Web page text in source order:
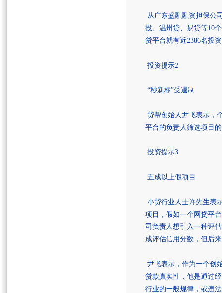
从广东盛融融资担保公
投、温州贷、易贷等10
贷平台就有近2386名投
投资提示2
“秒新标”受遏制
贷帮创始人尹飞表示，
平台的负责人筛选项目
投资提示3
五成以上假项目
小贷行业人士许先生表
项目，假如一个网贷平
司负责人想引入一种评
成评估信用分数，但后
尹飞表示，作为一个创
贷款真实性，他是通过
行业的一般规律，或违